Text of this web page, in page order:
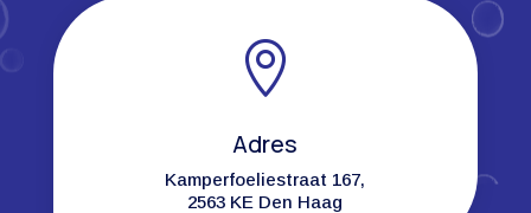

Adres
Kamperfoeliestraat 167,
2563 KE Den Haag